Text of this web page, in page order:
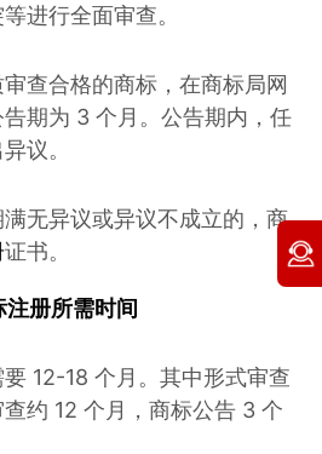
进行全面审查。
审查合格的商标，在商标局网
期为 3 个月。公告期内，任
议。
满无异议或异议不成立的，商
证书。
注册所需时间
12-18 个月。其中形式审查
约 12 个月，商标公告 3 个